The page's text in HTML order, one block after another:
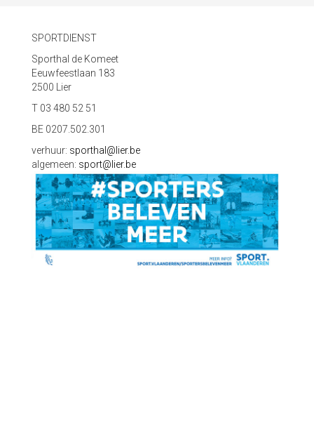
SPORTDIENST
Sporthal de Komeet
Eeuwfeestlaan 183
2500 Lier
T 03 480 52 51
BE 0207.502.301
verhuur: sporthal@lier.be
algemeen: sport@lier.be